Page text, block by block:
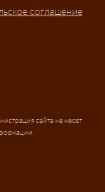
соглашение
сайта не несет